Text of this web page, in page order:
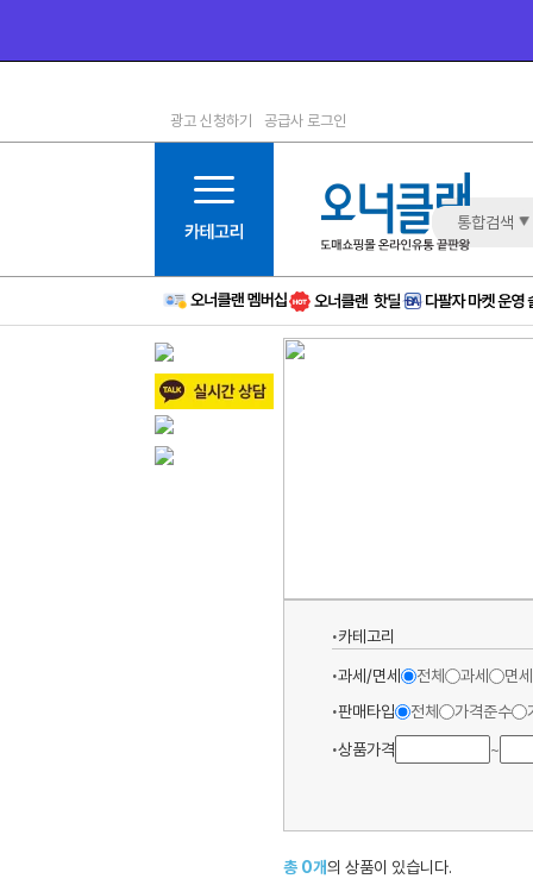
1등급
6등급
11등급
12등급
15등급
16등급
17등급
신규
주의
BAD
광고 신청하기 공급사 로그인
통합검색
카테고리
과세/면세
전체 과세
면세
판매타입
전체 가격준수
상품가격
~
총 0개의 상품이 있습니다.